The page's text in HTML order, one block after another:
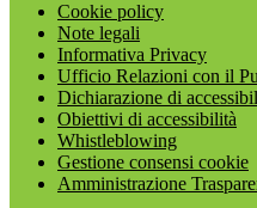
Cookie policy
Note legali
Informativa Privacy
Ufficio Relazioni con il
Dichiarazione di
Obiettivi di accessibilità
Whistleblowing
Gestione consensi cookie
Amministrazione